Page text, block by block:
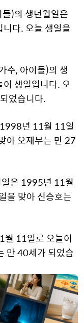
)의 생년월일은
다. 오늘 생일을
수, 아이돌)의 생
생일입니다. 오
었습니다.
년 11월 11일
아 오재무는 만 27
일은 1995년 11월
을 맞아 신승호는
11일로 오늘이
만 40세가 되었습